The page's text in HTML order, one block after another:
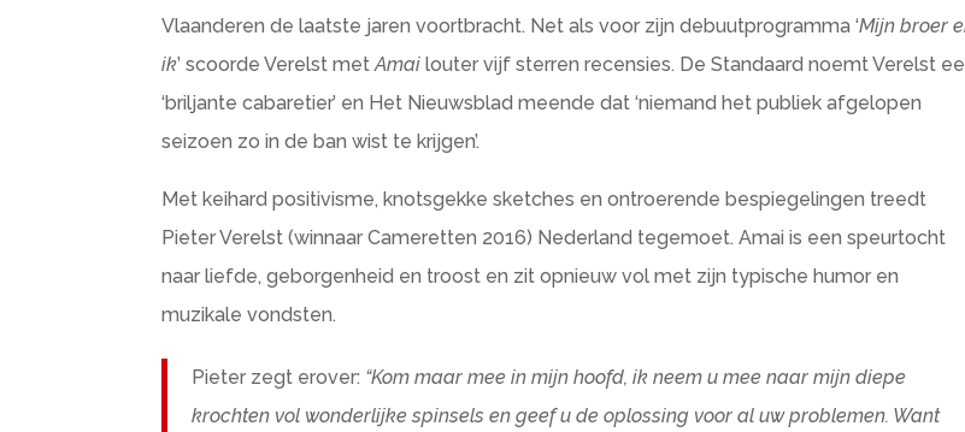
Vlaanderen de laatste jaren voortbracht. Net als voor zijn debuutprogramma ‘Mijn broer
ik’ scoorde Verelst metAmai louter vijf sterren recensies. De Standaard noemt Verelst
‘briljante cabaretier’ en Het Nieuwsblad meende dat ‘niemand het publiek afgelopen
seizoen zo in de ban wist te krijgen’.
Met keihard positivisme, knotsgekke sketches en ontroerende bespiegelingen treedt
Pieter Verelst (winnaar Cameretten 2016) Nederland tegemoet. Amai is een speurtocht
naar liefde, geborgenheid en troost en zit opnieuw vol met zijn typische humor en
muzikale vondsten.
Pieter zegt erover: “Kom maar mee in mijn hoofd, ik neem u mee naar mijn diepe
krochten vol wonderlijke spinsels en geef u de oplossing voor al uw problemen. Want